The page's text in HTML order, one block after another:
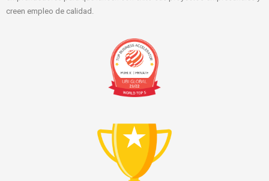
creen empleo de calidad.